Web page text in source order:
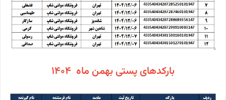
بارکدهای پستی بهمن ماه 1404